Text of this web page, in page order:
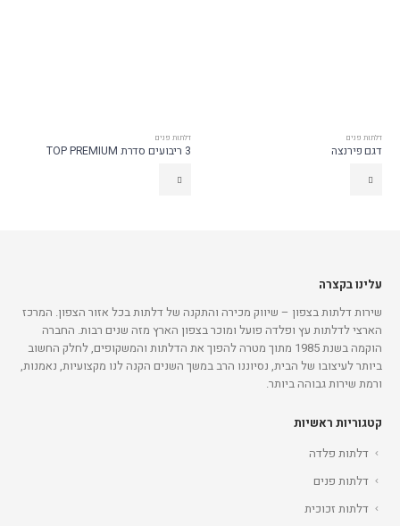
דלתות פנים
3 ריבועים סדרת TOP PREMIUM
דלתות פנים
דגם 23W
עלינו בקצרה
שירות דלתות בצפון – שיווק מכירה והתקנה של דלתות בכל אזור הצפון. המרכז
הארצי לדלתות עץ ופלדה פועל ומוכר בצפון הארץ מזה שנים רבות. החברה
הוקמה בשנת 1985 מתוך מטרה להפוך את הדלתות והמשקופים, לחלק החשוב
ביותר לעיצובו של הבית, נסיוננו הרב במשך השנים הקנה לנו מקצועיות, נאמנות,
ורמת שירות גבוהה ביותר.
קטגוריות ראשיות
דלתות פלדה
דלתות פנים
דלתות זכוכית